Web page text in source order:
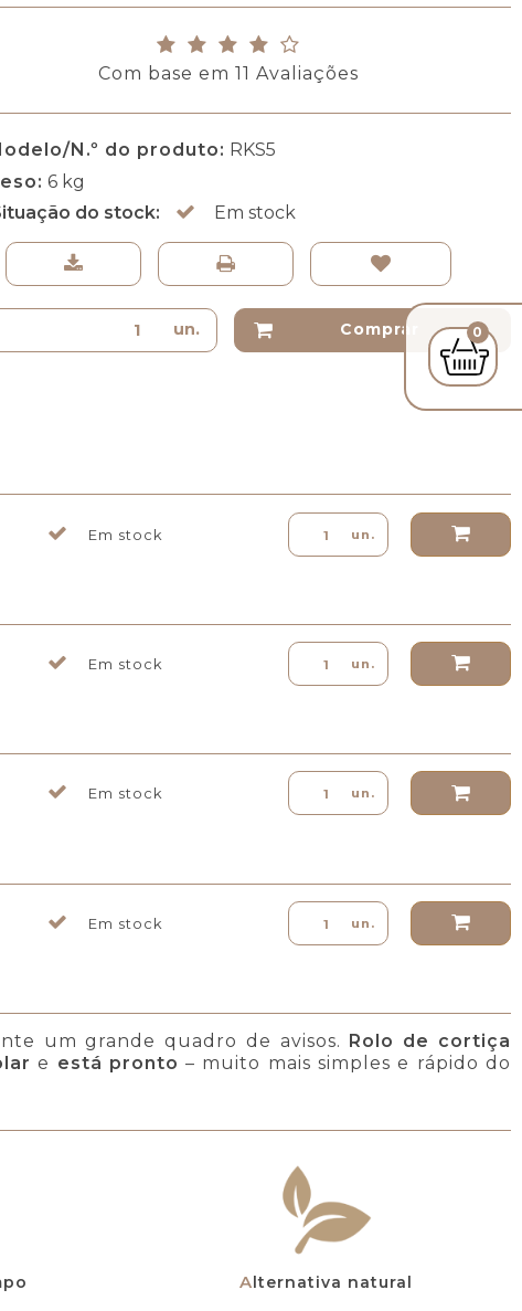
0
Com base em 11 Avaliações
N.º do produto: RKS5
6 kg
do stock:
Em stock
un. Comprar
Em stock un.
Em stock un.
Em stock un.
Em stock un.
um grande quadro de avisos.
Rolo de cortiça
e está pronto – muito mais simples e rápido do
Alternativa natural